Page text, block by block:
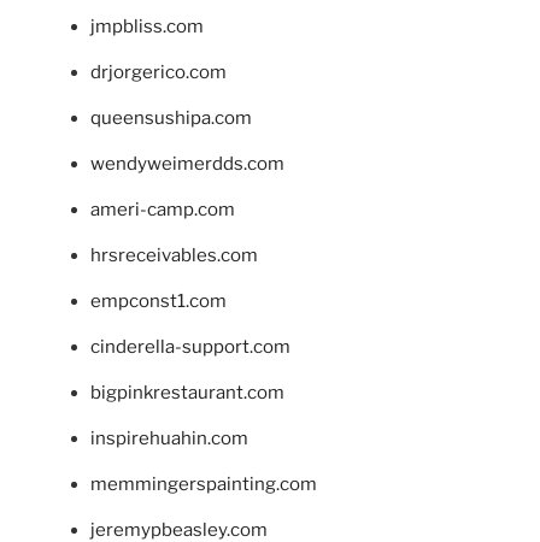
jmpbliss.com
drjorgerico.com
queensushipa.com
wendyweimerdds.com
ameri-camp.com
hrsreceivables.com
empconst1.com
cinderella-support.com
bigpinkrestaurant.com
inspirehuahin.com
memmingerspainting.com
jeremypbeasley.com